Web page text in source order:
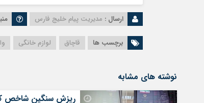
ارسال : مدیریت پیام خلیج فارس
برچسب ها قاچاق لوازم خانگی
نوشته های مشابه
ریزش سنگین شاخص